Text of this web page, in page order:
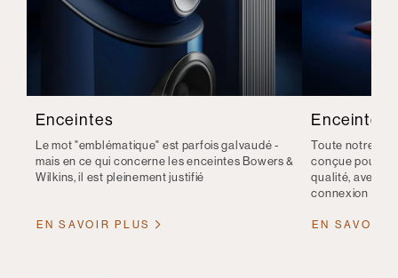
Enceintes
Le mot "emblématique" est parfois galvaudé -
mais en ce qui concerne les enceintes Bowers &
Wilkins, il est pleinement justifié
EN SAVOIR PLUS
Enceintes
Toute notre
conçue pour
qualité, avec la
connexion
EN SAVOIR